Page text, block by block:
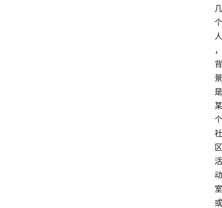
几
个
人
，
背
景
是
某
个
社
区
活
动
室
或